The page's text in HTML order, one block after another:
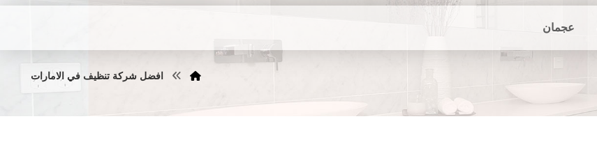
عجمان
افضل شركة تنظيف في الامارات